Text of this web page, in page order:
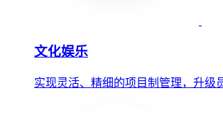
文化娱乐
实现灵活、精细的项目制管理，升级